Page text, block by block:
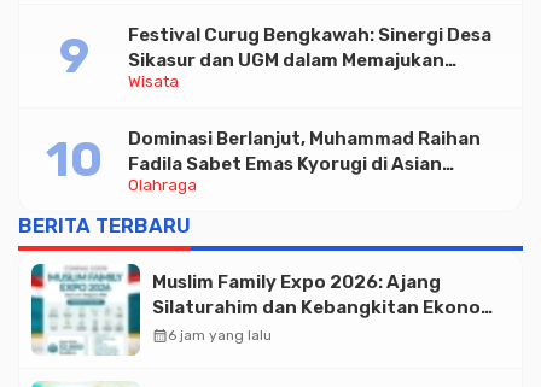
Wisata
Festival Curug Bengkawah: Sinergi Desa
Sikasur dan UGM dalam Memajukan
Wisata serta UMKM Lokal
Olahraga
Dominasi Berlanjut, Muhammad Raihan
Fadila Sabet Emas Kyorugi di Asian
Taekwondo Indonesia Open 2026
BERITA TERBARU
Muslim Family Expo 2026: Ajang
Silaturahim dan Kebangkitan Ekonomi
Halal di Jakarta
calendar_month6 jam yang lalu